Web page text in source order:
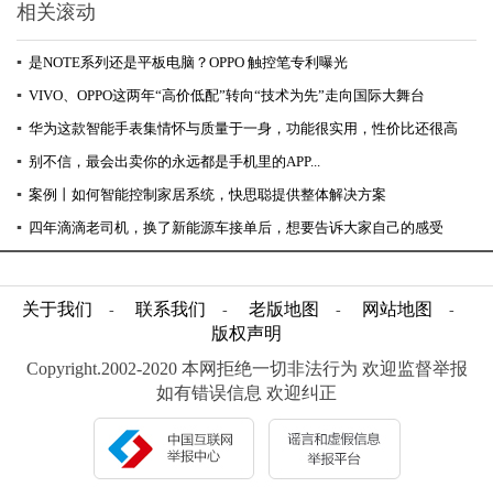
相关滚动
▪ 是NOTE系列还是平板电脑？OPPO 触控笔专利曝光
▪ VIVO、OPPO这两年“高价低配”转向“技术为先”走向国际大舞台
▪ 华为这款智能手表集情怀与质量于一身，功能很实用，性价比还很高
▪ 别不信，最会出卖你的永远都是手机里的APP...
▪ 案例丨如何智能控制家居系统，快思聪提供整体解决方案
▪ 四年滴滴老司机，换了新能源车接单后，想要告诉大家自己的感受
关于我们 - 联系我们 - 老版地图 - 网站地图 -
版权声明
Copyright.2002-2020 本网拒绝一切非法行为 欢迎监督举报
如有错误信息 欢迎纠正